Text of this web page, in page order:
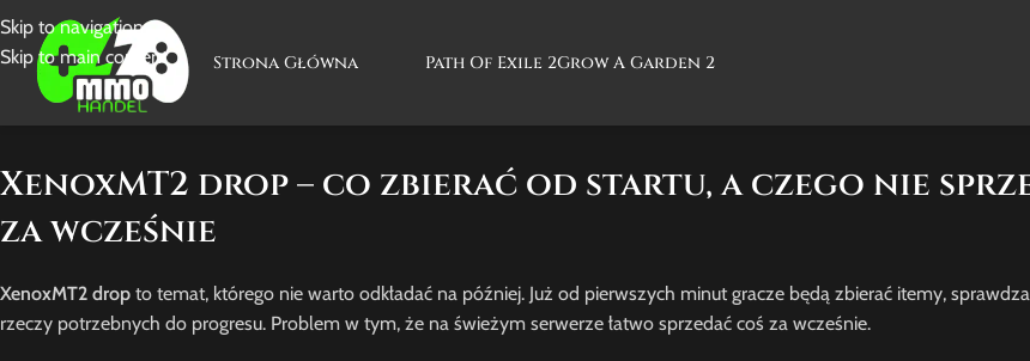
Skip to navigation
Skip to main content
Strona Główna Path Of Exile 2Grow A Garden 2
XenoxMT2 drop – co zbierać od startu, a czego nie
za wcześnie
XenoxMT2 drop to temat, którego nie warto odkładać na później. Już od pierwszych minut gracze będą zbierać itemy,
rzeczy potrzebnych do progresu. Problem w tym, że na świeżym serwerze łatwo sprzedać coś za wcześnie.